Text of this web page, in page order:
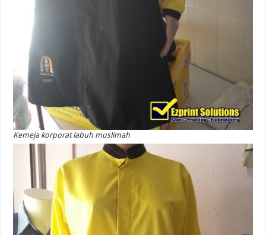
Kemeja korporat labuh muslimah